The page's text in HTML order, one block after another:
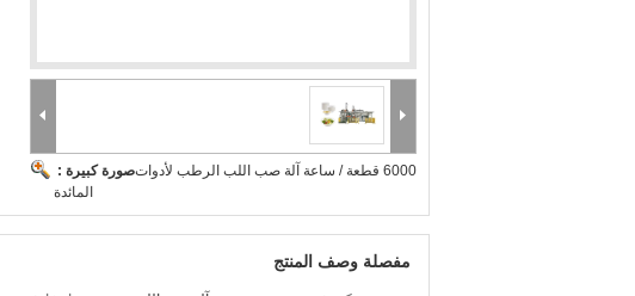
صورة كبيرة :6000 قطعة / ساعة آلة صب اللب الرطب لأدوات
المائدة
مفصلة وصف المنتج